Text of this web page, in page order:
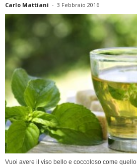
Carlo Mattiani - 3 Febbraio 2016
Vuoi avere il viso bello e coccoloso come